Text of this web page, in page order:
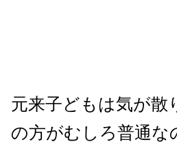
元来子どもは気が散
の方がむしろ普通